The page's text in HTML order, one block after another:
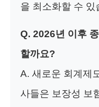
을 최소화할 수 있
Q. 2026년 이후
할까요?
A. 새로운 회계제
사들은 보장성 보